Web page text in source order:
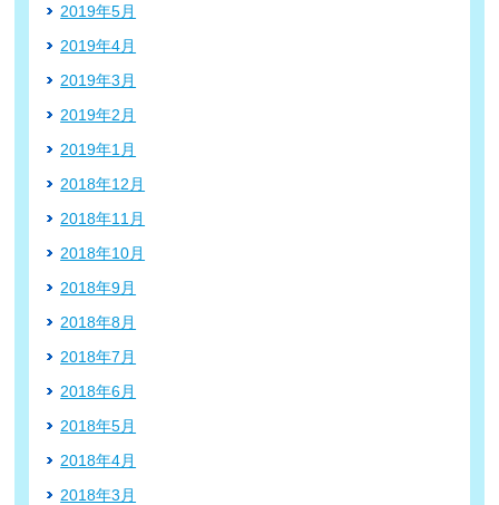
2019年5月
2019年4月
2019年3月
2019年2月
2019年1月
2018年12月
2018年11月
2018年10月
2018年9月
2018年8月
2018年7月
2018年6月
2018年5月
2018年4月
2018年3月